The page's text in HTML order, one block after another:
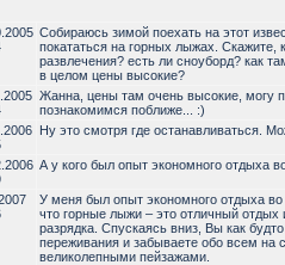
Собираюсь зимой поехать на этот
покататься на горных лыжах. Скажите,
развлечения? есть ли сноуборд? как
в целом цены высокие?
Жанна, цены там очень высокие, могу
познакомимся поближе... :)
Ну это смотря где останавливаться.
А у кого был опыт экономного отдыха
У меня был опыт экономного отдыха
что горные лыжи – это отличный
разрядка. Спускаясь вниз, Вы как
переживания и забываете обо всем на
великолепными пейзажами.